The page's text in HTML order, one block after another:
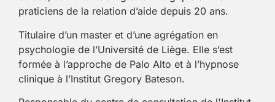
praticiens de la relation d’aide depuis 20 ans.
Titulaire d’un master et d’une agrégation en
psychologie de l’Université de Liège. Elle s’est
formée à l’approche de Palo Alto et à l’hypnose
clinique à l’Institut Gregory Bateson.